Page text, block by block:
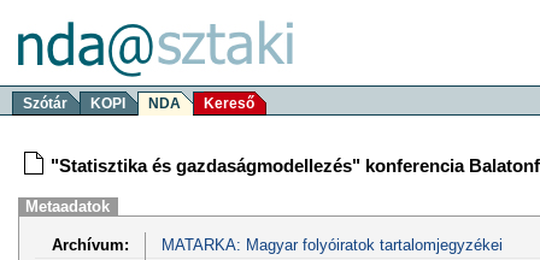
Szótár KOPI NDA Kereső
"Statisztika és gazdaságmodellezés" konferencia
Metaadatok
Archívum:
MATARKA: Magyar folyóiratok tartalomjegyzékei